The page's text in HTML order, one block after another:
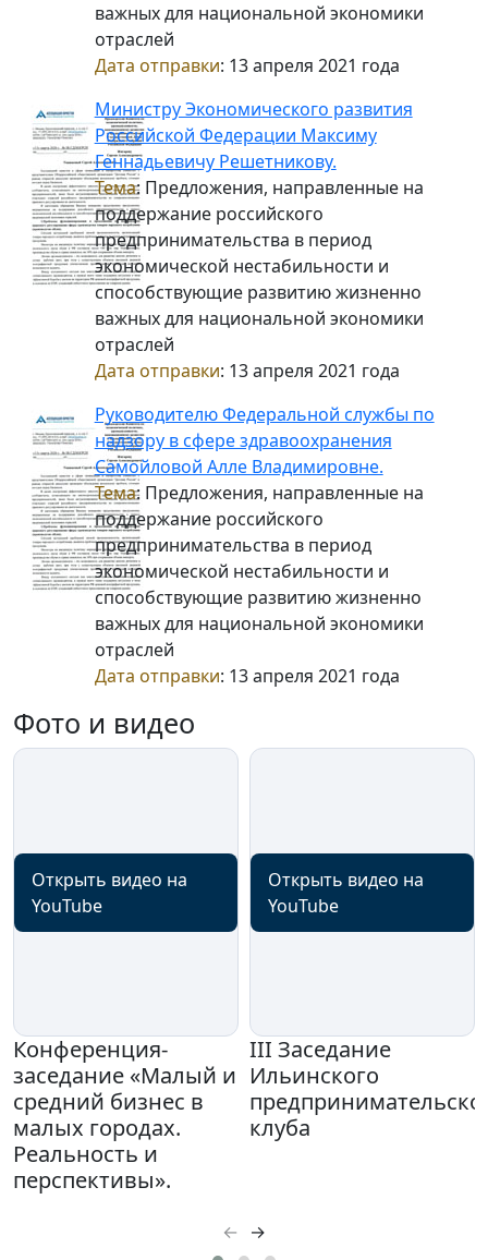
важных для национальной экономики
отраслей
Дата отправки: 13 апреля 2021 года
Министру Экономического развития
Российской Федерации Максиму
Геннадьевичу Решетникову.
Тема: Предложения, направленные на
поддержание российского
предпринимательства в период
экономической нестабильности и
способствующие развитию жизненно
важных для национальной экономики
отраслей
Дата отправки: 13 апреля 2021 года
Руководителю Федеральной службы по
надзору в сфере здравоохранения
Самойловой Алле Владимировне.
Тема: Предложения, направленные на
поддержание российского
предпринимательства в период
экономической нестабильности и
способствующие развитию жизненно
важных для национальной экономики
отраслей
Дата отправки: 13 апреля 2021 года
Фото и видео
Открыть видео на
YouTube
Конференция-
заседание «Малый и
средний бизнес в
малых городах.
Реальность и
перспективы».
Открыть видео на
YouTube
III Заседание
Ильинского
клуба
← →